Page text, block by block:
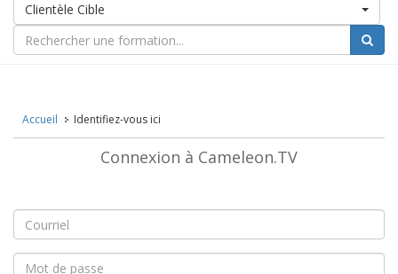
Clientèle Cible
Accueil Identifiez-vous ici
Connexion à Cameleon.TV